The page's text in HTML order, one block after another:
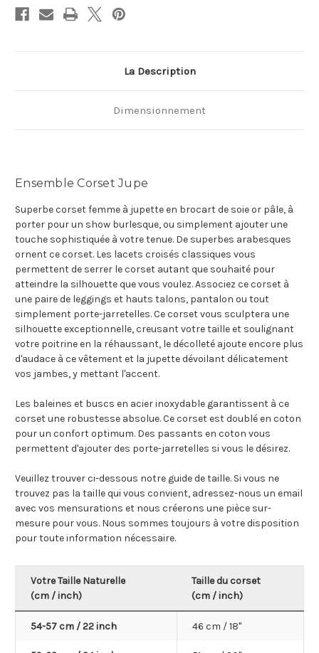
La Description
Dimensionnement
Ensemble Corset Jupe
Superbe corset femme à jupette en brocart de soie or pâle, à
porter pour un show burlesque, ou simplement ajouter une
touche sophistiquée à votre tenue. De superbes arabesques
ornent ce corset. Les lacets croisés classiques vous
permettent de serrer le corset autant que souhaité pour
atteindre la silhouette que vous voulez. Associez ce corset à
une paire de leggings et hauts talons, pantalon ou tout
simplement porte-jarretelles. Ce corset vous sculptera une
silhouette exceptionnelle, creusant votre taille et soulignant
votre poitrine en la réhaussant, le décolleté ajoute encore plus
d'audace à ce vêtement et la jupette dévoilant délicatement
vos jambes, y mettant l'accent.
Les baleines et buscs en acier inoxydable garantissent à ce
corset une robustesse absolue. Ce corset est doublé en coton
pour un confort optimum. Des passants en coton vous
permettent d'ajouter des porte-jarretelles si vous le désirez.
Veuillez trouver ci-dessous notre guide de taille. Si vous ne
trouvez pas la taille qui vous convient, adressez-nous un email
avec vos mensurations et nous créerons une pièce sur-
mesure pour vous. Nous sommes toujours à votre disposition
pour toute information nécessaire.
Votre Taille Naturelle
(cm / inch)
Taille du corset
(cm /inch)
54-57 cm / 22 inch 46 cm / 18"